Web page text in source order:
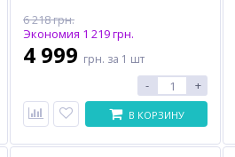
6 218 грн.
Экономия 1 219 грн.
4 999 грн. за 1 шт
- +
В КОРЗИНУ